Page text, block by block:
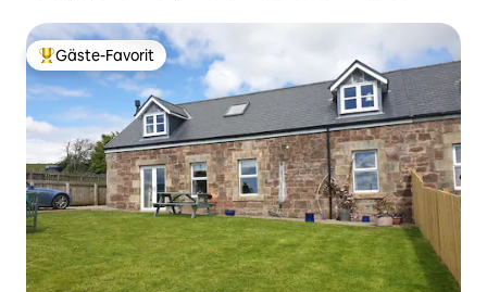
Beliebter Gäste-Favorit.
Gäste-Favorit